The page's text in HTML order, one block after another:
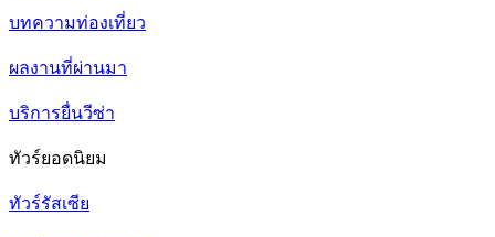
บทความท่องเที่ยว
ผลงานที่ผ่านมา
บริการยื่นวีซ่า
ทัวร์ยอดนิยม
ทัวร์รัสเซีย